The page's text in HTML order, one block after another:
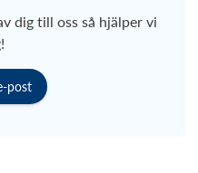
dig till oss så hjälper vi
post